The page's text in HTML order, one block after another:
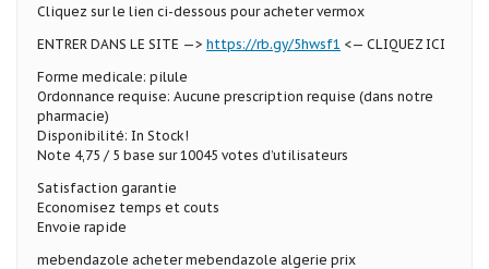
Cliquez sur le lien ci-dessous pour acheter vermox
ENTRER DANS LE SITE —> https://rb.gy/5hwsf1 <— CLIQUEZ ICI
Forme medicale: pilule
Ordonnance requise: Aucune prescription requise (dans notre
pharmacie)
Disponibilité: In Stock!
Note 4,75 / 5 base sur 10045 votes d’utilisateurs
Satisfaction garantie
Economisez temps et couts
Envoie rapide
mebendazole acheter mebendazole algerie prix